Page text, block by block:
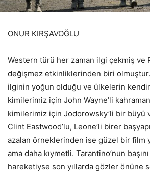
ONUR KIRŞAVOĞLU
Western türü her zaman ilgi çekmiş ve
değişmez etkinliklerinden biri
ilginin yoğun olduğu ve ülkelerin
kimilerimiz için John Wayne’li
kimilerimiz için Jodorowsky’li bir büyü
Clint Eastwood’lu, Leone’li birer
azalan örneklerinden ise güzel bir film
ama daha kıymetli. Tarantino’nun
hareketiyse son yıllarda gözler önüne